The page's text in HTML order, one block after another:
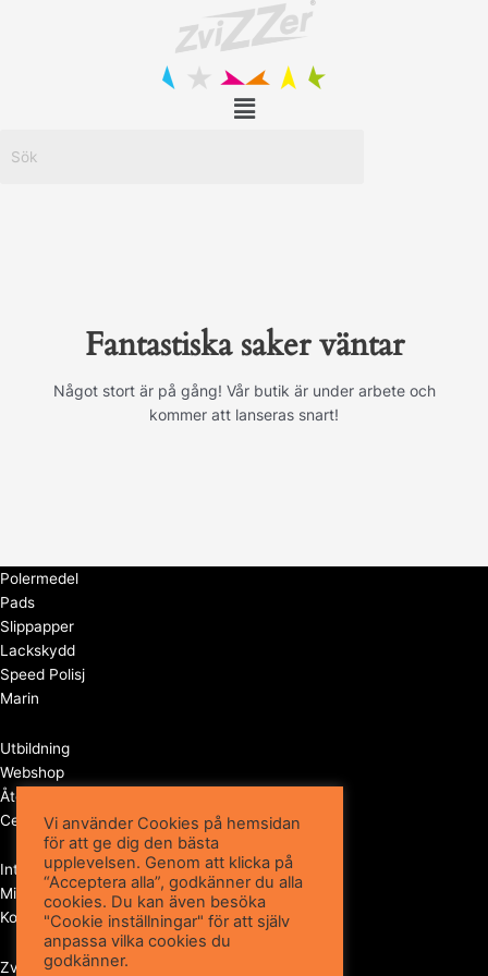
Menu
Fantastiska saker väntar
Något stort är på gång! Vår butik är under arbete och
kommer att lanseras snart!
Polermedel
Pads
Slippapper
Lackskydd
Speed Polisj
Marin
Utbildning
Webshop
Återförsäljare
Certifierade polerare
Integritetspolicy
Miljöpolicy
Kontakt
ZviZZer Sweden
Vi använder Cookies på hemsidan
för att ge dig den bästa
upplevelsen. Genom att klicka på
“Acceptera alla”, godkänner du alla
cookies. Du kan även besöka
"Cookie inställningar" för att själv
anpassa vilka cookies du
godkänner.